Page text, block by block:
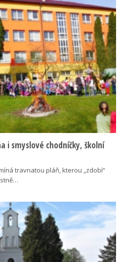
i smyslové chodníčky, školní
travnatou pláň, kterou „zdobí“